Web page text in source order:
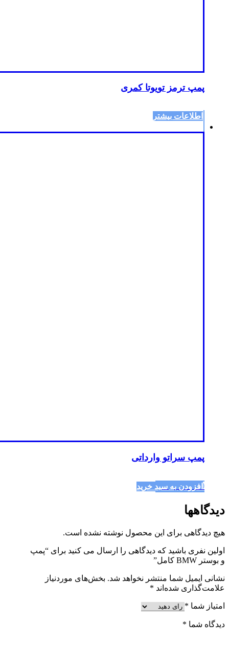
پمپ ترمز تویوتا کمری
اطلاعات بیشتر
پمپ سراتو وارداتی
250,000 تومان
افزودن به سبد خرید
دیدگاهها
هیچ دیدگاهی برای این محصول نوشته نشده است.
اولین نفری باشید که دیدگاهی را ارسال می کنید برای “پمپ
و بوستر BMW کامل”
نشانی ایمیل شما منتشر نخواهد شد. بخش‌های موردنیاز
علامت‌گذاری شده‌اند *
امتیاز شما *
دیدگاه شما *